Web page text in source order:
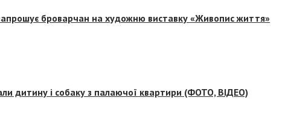
броварчан на художню виставку «Живопис життя»
дитину і собаку з палаючої квартири (ФОТО, ВІДЕО)